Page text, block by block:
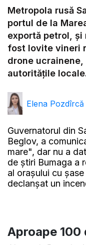
Metropola rusă
portul de la
exportă petrol, şi
fost lovite vineri
drone
autorităţile
Elena Pozdîrcă
Guvernatorul din
Beglov, a
mare", dar nu a
de ştiri Bumaga a
al oraşului cu
declanşat un
Aproape